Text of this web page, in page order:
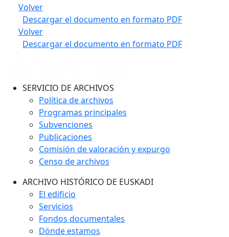
Volver
Descargar el documento en formato PDF
Volver
Descargar el documento en formato PDF
SERVICIO DE ARCHIVOS
Política de archivos
Programas principales
Subvenciones
Publicaciones
Comisión de valoración y expurgo
Censo de archivos
ARCHIVO HISTÓRICO DE EUSKADI
El edificio
Servicios
Fondos documentales
Dónde estamos